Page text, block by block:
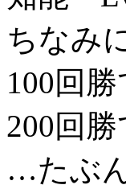
ちなみ
100回
200回
…たぶん